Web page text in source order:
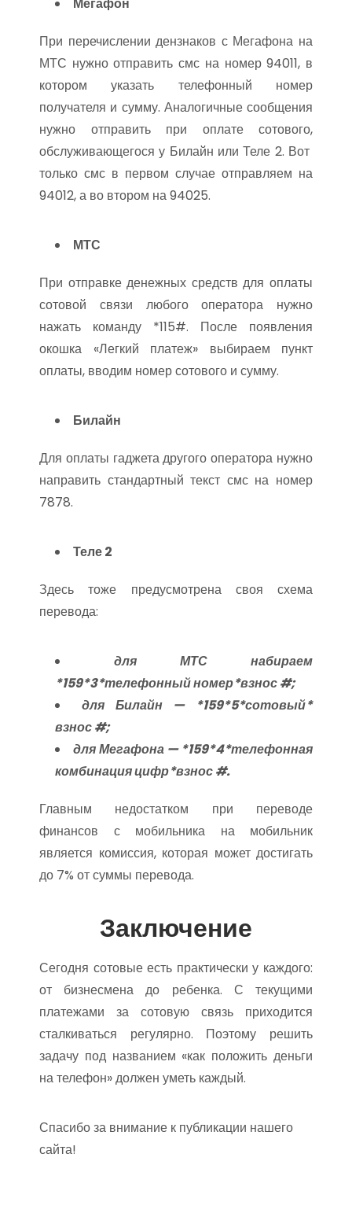
При перечислении дензнаков с Мегафона на
МТС нужно отправить смс на номер 94011, в
котором указать телефонный номер
получателя и сумму. Аналогичные сообщения
нужно отправить при оплате сотового,
обслуживающегося у Билайн или Теле 2. Вот
только смс в первом случае отправляем на
94012, а во втором на 94025.
МТС
При отправке денежных средств для оплаты
сотовой связи любого оператора нужно
нажать команду *115#. После появления
окошка «Легкий платеж» выбираем пункт
оплаты, вводим номер сотового и сумму.
Билайн
Для оплаты гаджета другого оператора нужно
направить стандартный текст смс на номер
7878.
Теле 2
Здесь тоже предусмотрена своя схема
перевода:
для МТС набираем
*159*3*телефонный номер*взнос #;
для Билайн — *159*5*сотовый*
взнос #;
для Мегафона — *159*4*телефонная
комбинация цифр*взнос #.
Главным недостатком при переводе
финансов с мобильника на мобильник
является комиссия, которая может достигать
до 7% от суммы перевода.
Заключение
Сегодня сотовые есть практически у каждого:
от бизнесмена до ребенка. С текущими
платежами за сотовую связь приходится
сталкиваться регулярно. Поэтому решить
задачу под названием «как положить деньги
на телефон» должен уметь каждый.
Спасибо за внимание к публикации нашего
сайта!